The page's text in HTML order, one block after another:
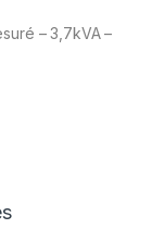
– 3,7kVA –